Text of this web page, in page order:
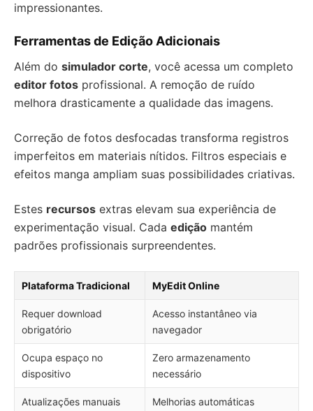
impressionantes.
Ferramentas de Edição Adicionais
Além do simulador corte, você acessa um completo
editor fotos profissional. A remoção de ruído
melhora drasticamente a qualidade das imagens.
Correção de fotos desfocadas transforma registros
imperfeitos em materiais nítidos. Filtros especiais e
efeitos manga ampliam suas possibilidades criativas.
Estes recursos extras elevam sua experiência de
experimentação visual. Cada edição mantém
padrões profissionais surpreendentes.
Plataforma Tradicional MyEdit Online
Requer download
obrigatório
Acesso instantâneo via
navegador
Ocupa espaço no
dispositivo
Zero armazenamento
necessário
Atualizações manuais
Melhorias automáticas